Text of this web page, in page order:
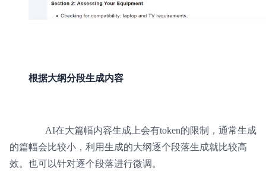
根据大纲分段生成内容
AI在大篇幅内容生成上会有token的限制，通常生成
的篇幅会比较小，利用生成的大纲逐个段落生成就比较高
效。也可以针对逐个段落进行微调。